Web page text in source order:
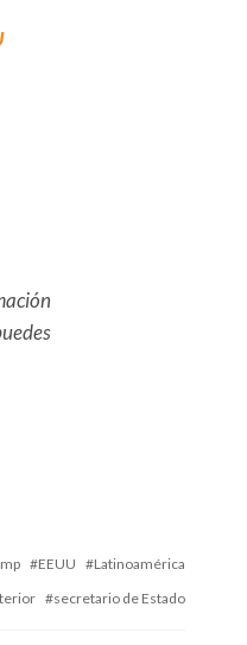
EEUU
Latinoamérica
secretario de Estado